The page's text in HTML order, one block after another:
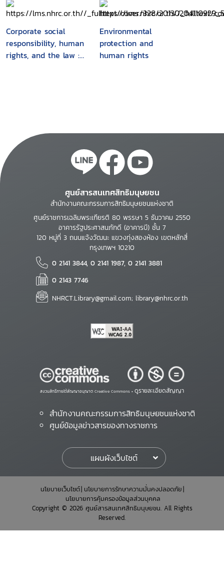
Corporate social
responsibility, human
rights, and the law :
Environmental
protection and
human rights
ศูนย์สารสนเทศสิทธิมนุษยชน
สำนักงานคณะกรรมการสิทธิมนุษยชนแห่งชาติ
ศูนย์ราชการเฉลิมพระเกียรติ 80 พรรษา 5 ธันวาคม 2550
อาคารรัฐประศาสนภักดี (อาคารบี) ชั้น 7
120 หมู่ที่ 3 ถนนแจ้งวัฒนะ แขวงทุ่งสองห้อง เขตหลักสี่
กรุงเทพฯ 10210
0 2141 3844, 0 2141 1987, 0 2141 3881
0 2143 7746
NHRCT.Library@gmail.com; library@nhrc.or.th
สงวนสิทธิ์ภายใต้สัญญาอนุญาต Creative Commons • ดูรายละเอียดสัญญา
สำนักงานคณะกรรมการสิทธิมนุษยชนแห่งชาติ
ศูนย์ข้อมูลข่าวสารของทางราชการ
แผนผังเว็บไซต์
นโยบายเว็บไซต์ นโยบายการรักษาความมั่นคงปลอดภัย
นโยบายการคุ้มครองข้อมูลส่วนบุคคล
Copyright © 2026 ศูนย์สารสนเทศสิทธิมนุษยชน. All Rights
Reserved.